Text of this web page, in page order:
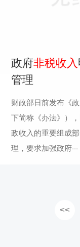
政府非税收入
管理
财政部日前发布《
下简称《办法》）
政收入的重要组成
理，要求加强政府···
<<